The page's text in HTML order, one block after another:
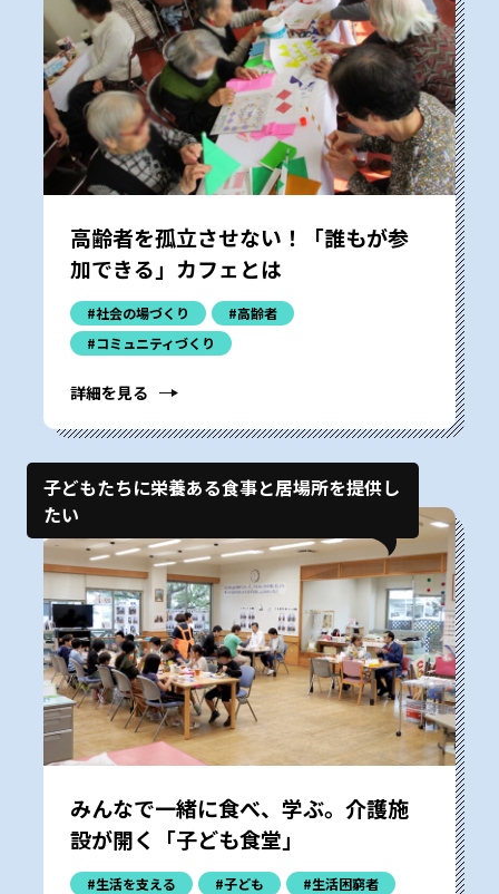
高齢者を孤立させない！「誰もが参
加できる」カフェとは
#社会の場づくり
#高齢者
#コミュニティづくり
詳細を見る
子どもたちに栄養ある食事と居場所を提供し
たい
みんなで一緒に食べ、学ぶ。介護施
設が開く「子ども食堂」
#生活を支える #子ども #生活困窮者